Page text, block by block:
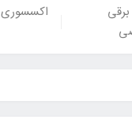
برقی
اکسسوری